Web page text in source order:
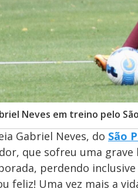
Neves em treino pelo
Gabriel Neves, do São
que sofreu uma
perdendo inclusive
feliz! Uma vez mais a